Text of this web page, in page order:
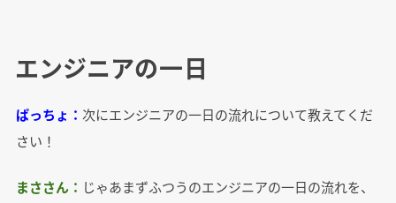
エンジニアの一日
ぱっちょ： 次にエンジニアの一日の流れについて教えてくだ
さい！
まささん： じゃあまずふつうのエンジニアの一日の流れを、